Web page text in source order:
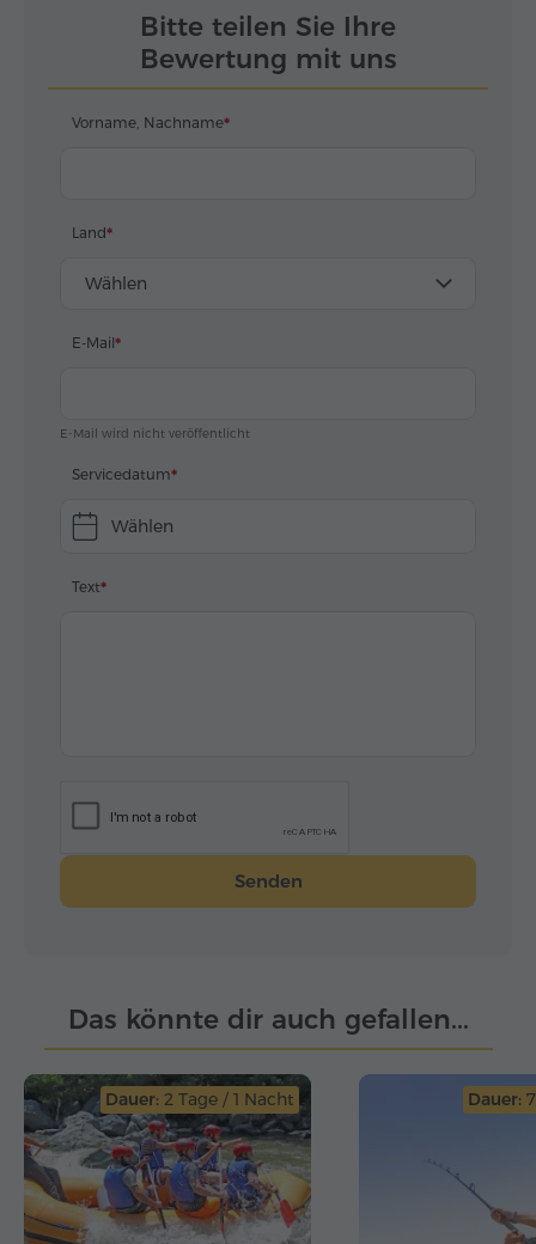
kennenzulernen. Jedes Mal
zeige ich meinen Gästen mit
großer Begeisterung die
Bitte teilen Sie Ihre
Bewertung mit uns
Vorname, Nachname
Land
Wählen
E-Mail
E-Mail wird nicht veröffentlicht
Servicedatum
Wählen
Text
Senden
Das könnte dir auch gefallen...
Dauer: 2 Tage / 1 Nacht Dauer: